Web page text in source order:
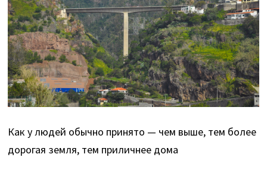
Как у людей обычно принято — чем выше, тем более
дорогая земля, тем приличнее дома